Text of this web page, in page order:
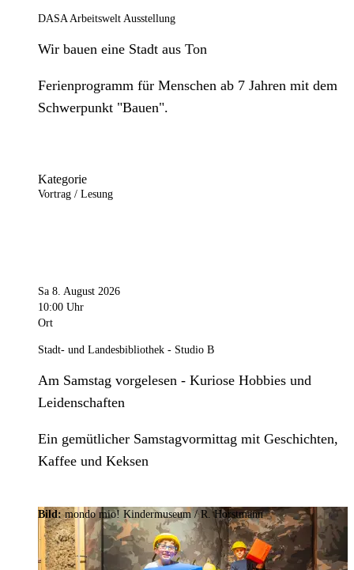
DASA Arbeitswelt Ausstellung
Wir bauen eine Stadt aus Ton
Ferienprogramm für Menschen ab 7 Jahren mit dem
Schwerpunkt "Bauen".
Kategorie
Vortrag / Lesung
Sa 8. August 2026
10:00 Uhr
Ort
Stadt- und Landesbibliothek - Studio B
Am Samstag vorgelesen - Kuriose Hobbies und
Leidenschaften
Ein gemütlicher Samstagvormittag mit Geschichten,
Kaffee und Keksen
Bild:mondo mio! Kindermuseum / R. Horstmann